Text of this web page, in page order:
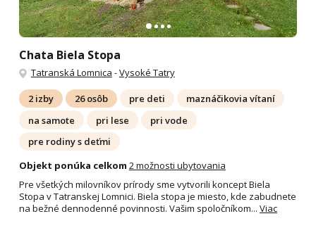
Chata Biela Stopa
Tatranská Lomnica -Vysoké Tatry
2 izby 26 osôb pre deti
maznáčikovia vítaní
na samote
pri lese
pri vode
pre rodiny s deťmi
Objekt ponúka celkom 2 možnosti ubytovania
Pre všetkých milovníkov prírody sme vytvorili koncept Biela
Stopa v Tatranskej Lomnici. Biela stopa je miesto, kde zabudnete
na bežné dennodenné povinnosti. Vašim spoločníkom... Viac